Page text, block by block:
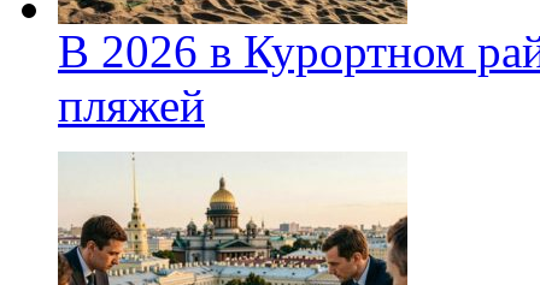
В 2026 в Курортном
пляжей